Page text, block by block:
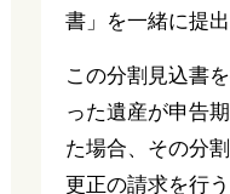
書」を一緒に提出
この分割見込書
った遺産が申告
た場合、その分
更正の請求を行